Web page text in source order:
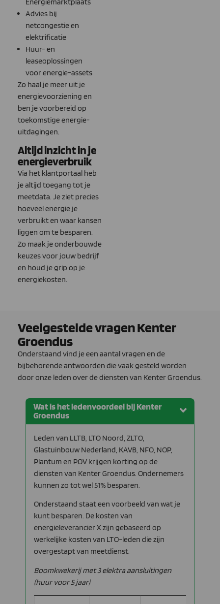
Advies bij
netcongestie en
elektrificatie
Huur- en
leaseoplossingen
voor energie-assets
Zo haal je meer uit je
energievoorziening en
ben je voorbereid op
toekomstige energie-
uitdagingen.
Altijd inzicht in je
energieverbruik
Via het klantportaal heb
je altijd toegang tot je
meetdata. Je ziet precies
hoeveel energie je
verbruikt en waar kansen
liggen om te besparen.
Zo maak je onderbouwde
keuzes voor jouw bedrijf
en houd je grip op je
energiekosten.
Veelgestelde vragen Kenter
Groendus
Onderstaand vind je een aantal vragen en de
bijbehorende antwoorden die vaak gesteld worden
door onze leden over de diensten van Kenter Groendus.
Wat is het ledenvoordeel bij Kenter
Groendus
Leden van LLTB, LTO Noord, ZLTO,
Glastuinbouw Nederland, KAVB, NFO, NOP,
Plantum en POV krijgen korting op de
diensten van Kenter Groendus. Ondernemers
kunnen zo tot wel 51% besparen.
Onderstaand staat een voorbeeld van wat je
kunt besparen. De kosten van
energieleverancier X zijn gebaseerd op
werkelijke kosten van LTO-leden die zijn
overgestapt van meetdienst.
Boomkwekerij met 3 elektra aansluitingen
(huur voor 5 jaar)